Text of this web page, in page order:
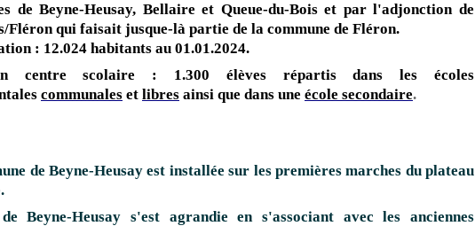
de Beyne-Heusay, Bellaire et Queue-du-Bois et par l'adjonction de
Fléron qui faisait jusque-là partie de la commune de Fléron.
: 12.024 habitants au 01.01.2024.
centre scolaire : 1.300 élèves répartis dans les écoles
communales et libres ainsi que dans une école secondaire.
de Beyne-Heusay est installée sur les premières marches du plateau
Beyne-Heusay s'est agrandie en s'associant avec les anciennes